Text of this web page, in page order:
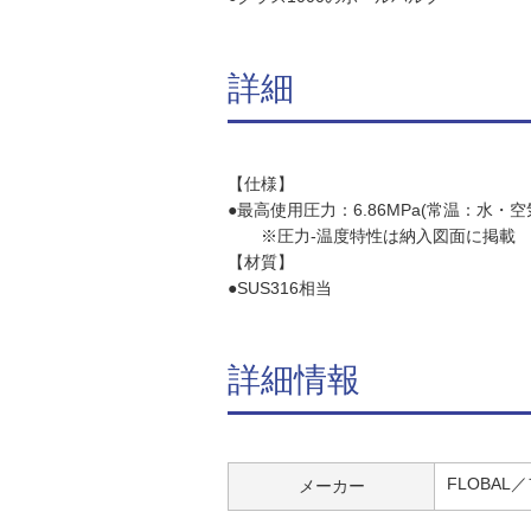
詳細
【仕様】
●最高使用圧力：6.86MPa(常温：水・空
※圧力-温度特性は納入図面に掲載
【材質】
●SUS316相当
詳細情報
メーカー FLOBAL